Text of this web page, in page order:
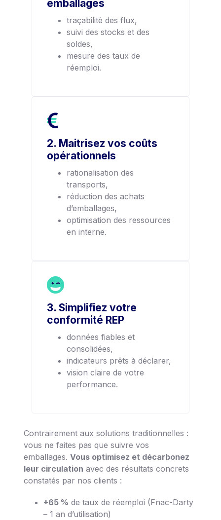
emballages
traçabilité des flux,
suivi des stocks et des
soldes,
mesure des taux de
réemploi.
2. Maitrisez vos coûts
opérationnels
rationalisation des
transports,
réduction des achats
d’emballages,
optimisation des ressources
en interne.
3. Simplifiez votre
conformité REP
données fiables et
consolidées,
indicateurs prêts à déclarer,
vision claire de votre
performance.
Contrairement aux solutions traditionnelles :
vous ne faites pas que suivre vos
emballages. Vous optimisez et décarbonez
leur circulation avec des résultats concrets
constatés par nos clients :
+65 % de taux de réemploi (Fnac-Darty
– 1 an d’utilisation)